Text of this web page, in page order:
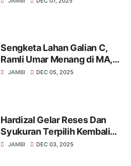
Sengketa Lahan Galian C,
Ramli Umar Menang di MA,
Eksekusi PN Terkendala
JAMBI DEC 05, 2025
Hardizal Gelar Reses Dan
Syukuran Terpilih Kembali
Sebagai Ketua DPC PDIP
JAMBI DEC 03, 2025